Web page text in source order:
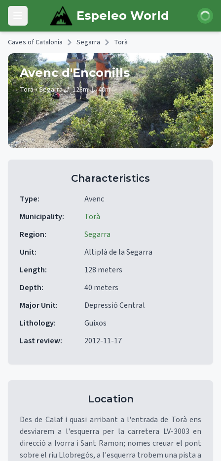
Skip to main content
Open main menu Espeleo World Login
Caves of Catalonia Segarra Torà
Avenc d'Enconills
Torà• Segarra 128m 40m
Characteristics
Type:
Avenc
Municipality:
Torà
Region:
Segarra
Unit:
Altiplà de la Segarra
Length:
128 meters
Depth:
40 meters
Major Unit:
Depressió Central
Lithology:
Guixos
Last review: 2012-11-17
Location
Des de Calaf i quasi arribant a l'entrada de Torà ens
desviarem a l'esquerra per la carretera LV-3003 en
direcció a Ivorra i Sant Ramon; nomes creuar el pont
sobre el riu Llobregós, a l'esquerra trobem una pista a